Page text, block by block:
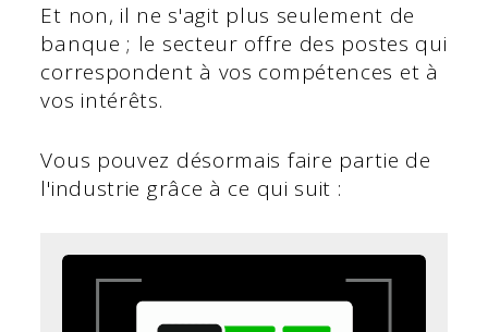
Et non, il ne s'agit plus seulement de
banque ; le secteur offre des postes qui
correspondent à vos compétences et à
vos intérêts.
Vous pouvez désormais faire partie de
l'industrie grâce à ce qui suit :